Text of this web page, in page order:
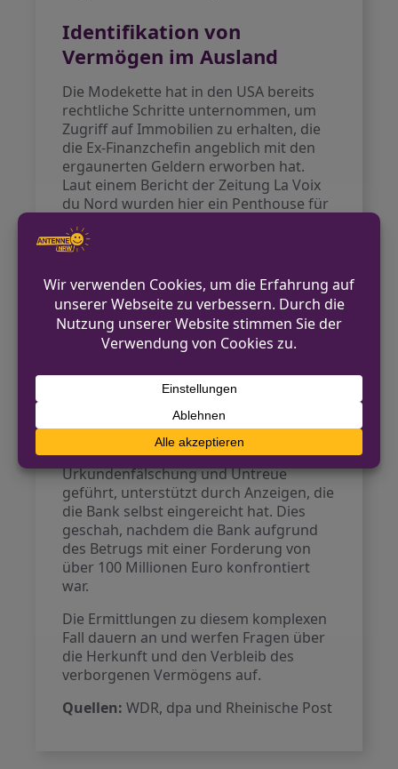
Identifikation von
Vermögen im Ausland
Die Modekette hat in den USA bereits
rechtliche Schritte unternommen, um
Zugriff auf Immobilien zu erhalten, die
die Ex-Finanzchefin angeblich mit den
ergaunerten Geldern erworben hat.
Laut einem Bericht der Zeitung La Voix
du Nord wurden hier ein Penthouse für
1,1 Millionen Euro, eine Villa für 15,6
Millionen Euro, eine
Millionen Euro sowie Kunstobjekte im
Wert von knapp 200.000 Euro entdeckt.
Volksbank Düsseldorf
Die Volksbank Düsseldorf Neuss selbst
ist ebenfalls in Schwierigkeiten. Laut der
Düsseldorfer Staatsanwaltschaft
werden Ermittlungen wegen Betrug,
Urkundenfälschung und Untreue
geführt, unterstützt durch Anzeigen, die
die Bank selbst eingereicht hat. Dies
geschah, nachdem die Bank aufgrund
des Betrugs mit einer Forderung von
über 100 Millionen Euro konfrontiert
war.
Die Ermittlungen zu diesem komplexen
Fall dauern an und werfen Fragen über
die Herkunft und den Verbleib des
verborgenen Vermögens auf.
Quellen: WDR, dpa und Rheinische Post